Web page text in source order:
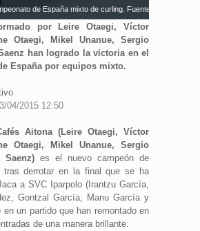
de España mixto de curling. Fuente: Hammer
por Leire Otaegi, Víctor
Otaegi, Mikel Unanue, Sergio
han logrado la victoria en el
España por equipos mixto.
04/2015 12:50
Aitona (Leire Otaegi, Víctor
Otaegi, Mikel Unanue, Sergio
es el nuevo campeón de
tras derrotar en la final que se ha
a SVC Iparpolo (Irantzu García,
Gontzal García, Manu García y
en un partido que han remontado en
de una manera brillante.